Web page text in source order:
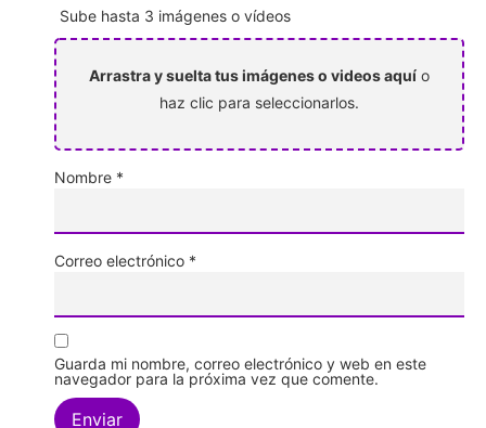
Sube hasta 3 imágenes o vídeos
Arrastra y suelta tus imágenes o videos aquí o
haz clic para seleccionarlos.
Nombre *
Correo electrónico *
Guarda mi nombre, correo electrónico y web en este
navegador para la próxima vez que comente.